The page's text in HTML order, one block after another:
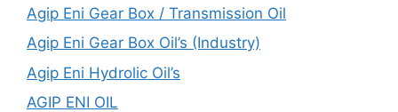
Agip Eni Gear Box / Transmission Oil
Agip Eni Gear Box Oil’s (Industry)
Agip Eni Hydrolic Oil’s
AGIP ENI OIL